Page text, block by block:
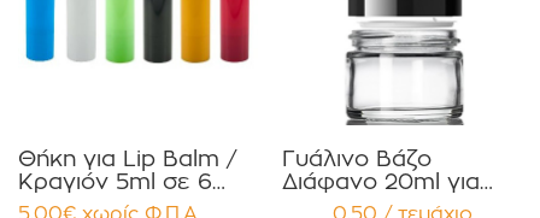
Θήκη για Lip Balm /
Κραγιόν 5ml σε 6
χρώματα Πακέτο
Γυάλινο Βάζο
Διάφανο 20ml για
Κρέμες και